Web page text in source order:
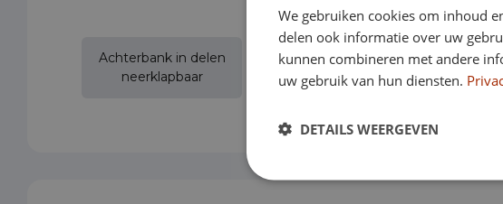
Achterbank in delen
neerklapbaar
Achteruitrijcamera
We gebruiken cookies om inhoud
delen ook informatie over uw
kunnen combineren met andere
uw gebruik van hun diensten.
DETAILS WEERGEVEN